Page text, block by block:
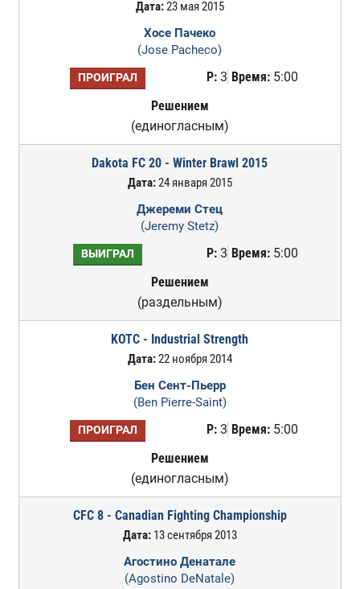
Дата:23 мая 2015
Хосе Пачеко
(Jose Pacheco)
ПРОИГРАЛ Р:3 Время:5:00
Решением
(единогласным)
Dakota FC 20 - Winter Brawl 2015
Дата:24 января 2015
Джереми Стец
(Jeremy Stetz)
ВЫИГРАЛ Р:3 Время:5:00
Решением
(раздельным)
KOTC - Industrial Strength
Дата:22 ноября 2014
Бен Сент-Пьерр
(Ben Pierre-Saint)
ПРОИГРАЛ Р:3 Время:5:00
Решением
(единогласным)
CFC 8 - Canadian Fighting Championship
Дата:13 сентября 2013
Агостино Денатале
(Agostino DeNatale)